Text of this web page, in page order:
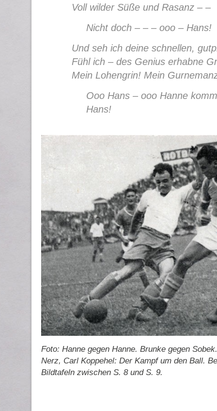
Voll wilder Süße und Rasanz – –
Nicht doch – – – ooo – Hans!
Und seh ich deine schnellen,
Fühl ich – des Genius erhabne
Mein Lohengrin! Mein
Ooo Hans – ooo Hanne
Hans!
Foto: Hanne gegen Hanne. Brunke gegen
Nerz, Carl Koppehel: Der Kampf um den Ball.
Bildtafeln zwischen S. 8 und S. 9.